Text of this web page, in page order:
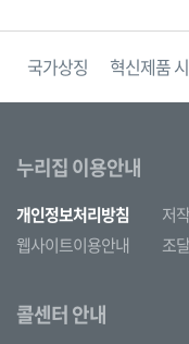
국가상징 혁신제품
누리집 이용안내
개인정보처리방침 저
웹사이트이용안내
조
콜센터 안내